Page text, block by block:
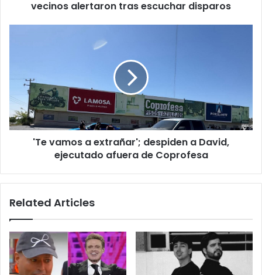
alertaronvecinos alertaron tras escuchar disparos
despiden
David,
ejecutado
afuera
'Te vamos a extrañar'; despiden a David,
ejecutado afuera de Coprofesa
Related Articles